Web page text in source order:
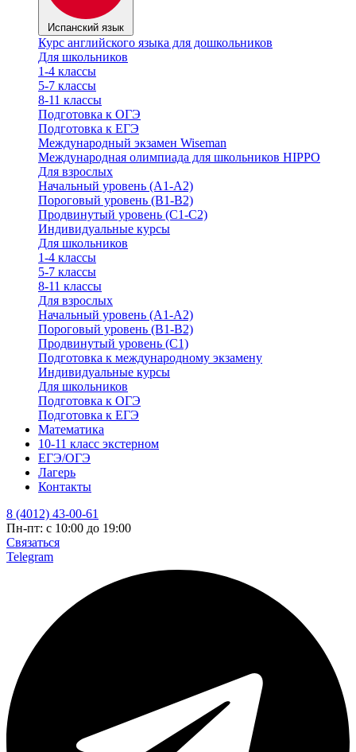
Испанский язык
Курс английского языка для дошкольников
Для школьников
1-4 классы
5-7 классы
8-11 классы
Подготовка к ОГЭ
Подготовка к ЕГЭ
Международный экзамен Wiseman
Международная олимпиада для школьников HIPPO
Для взрослых
Начальный уровень (А1-А2)
Пороговый уровень (В1-В2)
Продвинутый уровень (С1-С2)
Индивидуальные курсы
Для школьников
1-4 классы
5-7 классы
8-11 классы
Для взрослых
Начальный уровень (А1-А2)
Пороговый уровень (В1-В2)
Продвинутый уровень (С1)
Подготовка к международному экзамену
Индивидуальные курсы
Для школьников
Подготовка к ОГЭ
Подготовка к ЕГЭ
Математика
10-11 класс экстерном
ЕГЭ/ОГЭ
Лагерь
Контакты
8 (4012) 43-00-61
Пн-пт: c 10:00 до 19:00
Связаться
Telegram